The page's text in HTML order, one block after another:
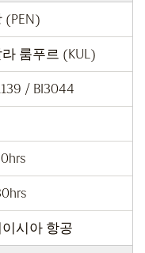
(PEN)
룸푸르 (KUL)
/ BI3044
시아 항공